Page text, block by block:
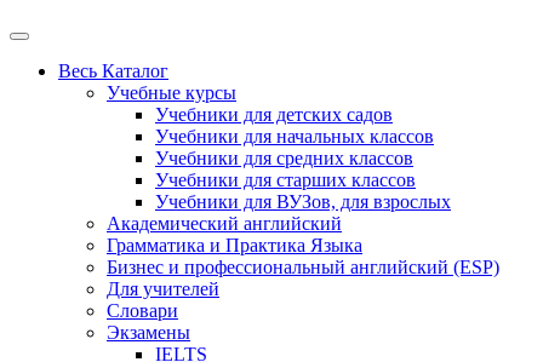
Весь Каталог
Учебные курсы
Учебники для детских садов
Учебники для начальных классов
Учебники для средних классов
Учебники для старших классов
Учебники для ВУЗов, для взрослых
Академический английский
Грамматика и Практика Языка
Бизнес и профессиональный английский (ESP)
Для учителей
Словари
Экзамены
IELTS